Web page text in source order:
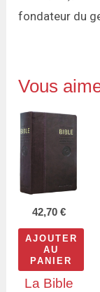
fondateur du
Vous
42,70 €
AJOUTER
AU
PANIER
La Bible